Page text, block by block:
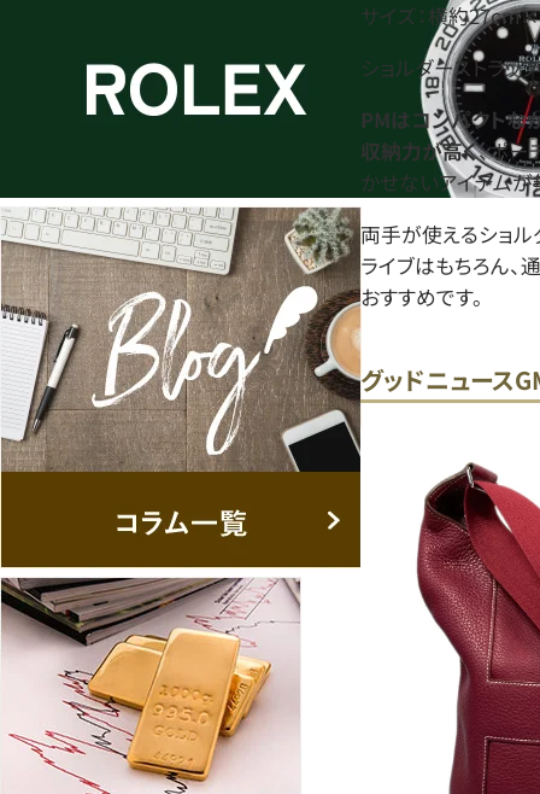
サイズ：横約
ショルダーストラッ
PMはコンパクトな
収納力が高く、ポ
かせないアイテムが
両手が使えるショル
ライブはもちろん
おすすめです。
グッドニュース